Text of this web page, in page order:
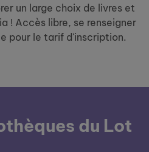
un large choix de livres et
! Accès libre, se renseigner
pour le tarif d'inscription.
du Lot